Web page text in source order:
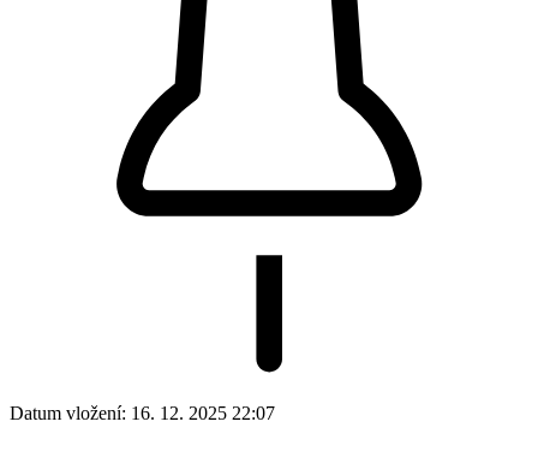
Datum vložení: 16. 12. 2025 22:07